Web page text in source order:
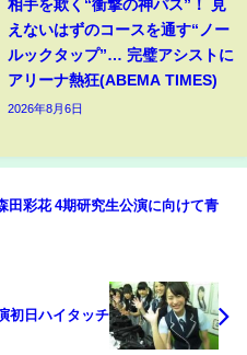
相手を欺く“衝撃の神パス”！ 見
えないはずのコースを通す“ノー
ルックタップ”… 完璧アシストに
アリーナ熱狂(ABEMA TIMES)
2026年8月6日
田彩花 4期研究生公演に向けて青
初日ハイタッチ